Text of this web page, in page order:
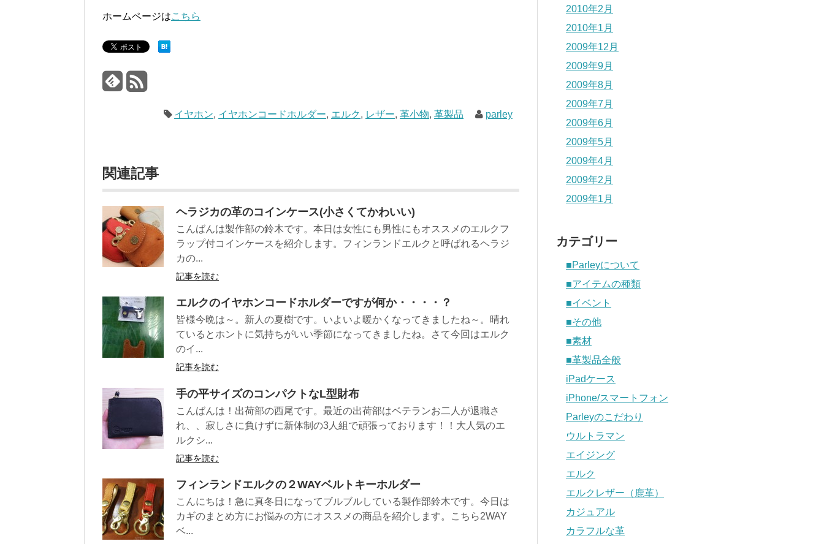
ホームページはこちら
イヤホン, イヤホンコードホルダー, エルク , レザー,革小物,革製品 parley
関連記事
ヘラジカの革のコインケース(小さくてかわいい)
こんばんは製作部の鈴木です。本日は女性にも男性にもオススメのエルクフ
ラップ付コインケースを紹介します。フィンランドエルクと呼ばれるヘラジ
カの...
記事を読む
エルクのイヤホンコードホルダーですが何か・・・・？
皆様今晩は～。新人の夏樹です。いよいよ暖かくなってきましたね～。晴れ
ているとホントに気持ちがいい季節になってきましたね。さて今回はエルク
のイ...
記事を読む
手の平サイズのコンパクトなL型財布
こんばんは！出荷部の西尾です。最近の出荷部はベテランお二人が退職さ
れ、、寂しさに負けずに新体制の3人組で頑張っております！！大人気のエ
ルクシ...
記事を読む
フィンランドエルクの２WAYベルトキーホルダー
こんにちは！急に真冬日になってブルブルしている製作部鈴木です。今日は
カギのまとめ方にお悩みの方にオススメの商品を紹介します。こちら2WAY
ベ...
2010年2月
2010年1月
2009年12月
2009年9月
2009年8月
2009年7月
2009年6月
2009年5月
2009年4月
2009年2月
2009年1月
カテゴリー
■Parleyについて
■アイテムの種類
■イベント
■その他
■素材
■革製品全般
iPadケース
iPhone/スマートフォン
Parleyのこだわり
ウルトラマン
エイジング
エルク
エルクレザー（鹿革）
カジュアル
カラフルな革